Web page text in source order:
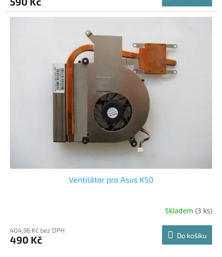
Ventilátor pro Asus K50
Skladem (3 ks)
404,96 Kč bez DPH
490 Kč Do košíku